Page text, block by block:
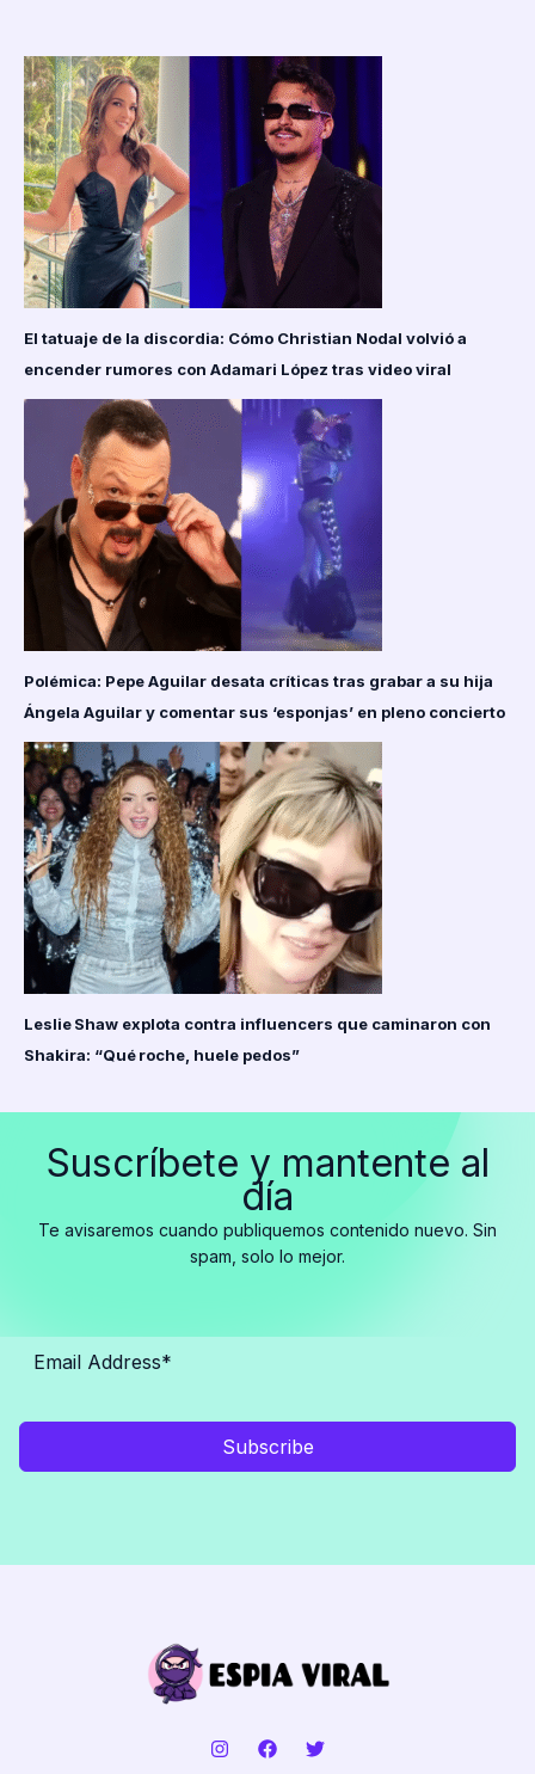
Colombia
tras
eliminarlos
del
Mundial
Sub-
20
El tatuaje de la discordia: Cómo Christian Nodal volvió a
encender rumores con Adamari López tras video viral
Polémica: Pepe Aguilar desata críticas tras grabar a su hija
Ángela Aguilar y comentar sus ‘esponjas’ en pleno concierto
Leslie Shaw explota contra influencers que caminaron con
Shakira: “Qué roche, huele pedos”
Suscríbete y mantente al
día
Te avisaremos cuando publiquemos contenido nuevo. Sin
spam, solo lo mejor.
Subscribe